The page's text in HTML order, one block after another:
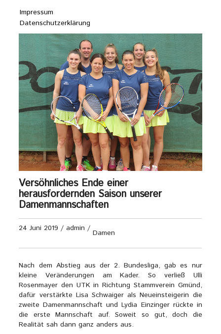
Impressum
Datenschutzerklärung
Versöhnliches Ende einer
herausfordernden Saison unserer
Damenmannschaften
24 Juni 2019 / admin / Damen
Nach dem Abstieg aus der 2. Bundesliga, gab es nur
kleine Veränderungen am Kader. So verließ Ulli
Rosenmayer den UTK in Richtung Stammverein Gmünd,
dafür verstärkte Lisa Schwaiger als Neueinsteigerin die
zweite Damenmannschaft und Lydia Einzinger rückte in
die erste Mannschaft auf. Soweit so gut, doch die
Realität sah dann ganz anders aus.